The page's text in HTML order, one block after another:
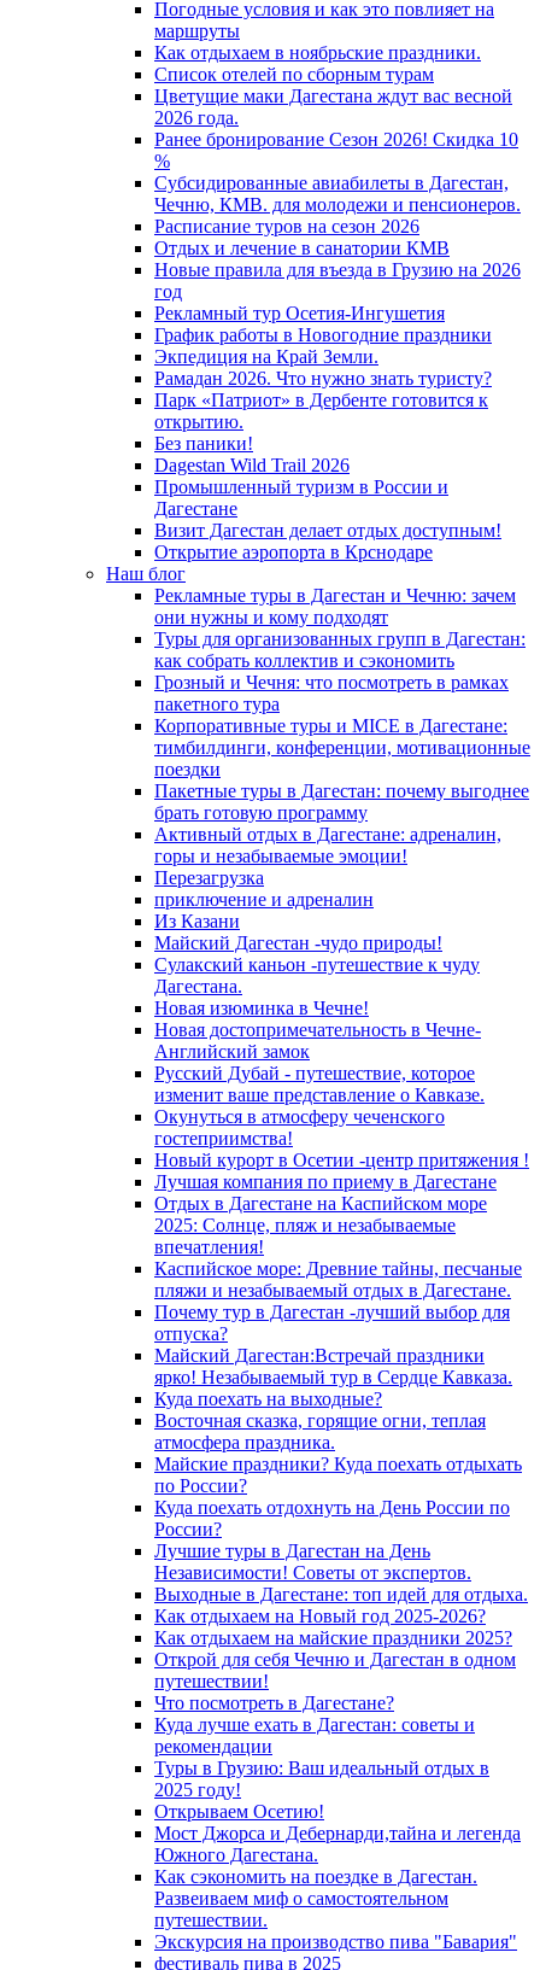
Погодные условия и как это повлияет на
маршруты
Как отдыхаем в ноябрьские праздники.
Список отелей по сборным турам
Цветущие маки Дагестана ждут вас весной
2026 года.
Ранее бронирование Сезон 2026! Скидка 10
%
Субсидированные авиабилеты в Дагестан,
Чечню, КМВ. для молодежи и пенсионеров.
Расписание туров на сезон 2026
Отдых и лечение в санатории КМВ
Новые правила для въезда в Грузию на 2026
год
Рекламный тур Осетия-Ингушетия
График работы в Новогодние праздники
Экпедиция на Край Земли.
Рамадан 2026. Что нужно знать туристу?
Парк «Патриот» в Дербенте готовится к
открытию.
Без паники!
Dagestan Wild Trail 2026
Промышленный туризм в России и
Дагестане
Визит Дагестан делает отдых доступным!
Открытие аэропорта в Крснодаре
Наш блог
Рекламные туры в Дагестан и Чечню: зачем
они нужны и кому подходят
Туры для организованных групп в Дагестан:
как собрать коллектив и сэкономить
Грозный и Чечня: что посмотреть в рамках
пакетного тура
Корпоративные туры и MICE в Дагестане:
тимбилдинги, конференции, мотивационные
поездки
Пакетные туры в Дагестан: почему выгоднее
брать готовую программу
Активный отдых в Дагестане: адреналин,
горы и незабываемые эмоции!
Перезагрузка
приключение и адреналин
Из Казани
Майский Дагестан -чудо природы!
Сулакский каньон -путешествие к чуду
Дагестана.
Новая изюминка в Чечне!
Новая достопримечательность в Чечне-
Английский замок
Русский Дубай - путешествие, которое
изменит ваше представление о Кавказе.
Окунуться в атмосферу чеченского
гостеприимства!
Новый курорт в Осетии -центр притяжения !
Лучшая компания по приему в Дагестане
Отдых в Дагестане на Каспийском море
2025: Солнце, пляж и незабываемые
впечатления!
Каспийское море: Древние тайны, песчаные
пляжи и незабываемый отдых в Дагестане.
Почему тур в Дагестан -лучший выбор для
отпуска?
Майский Дагестан:Встречай праздники
ярко! Незабываемый тур в Сердце Кавказа.
Куда поехать на выходные?
Восточная сказка, горящие огни, теплая
атмосфера праздника.
Майские праздники? Куда поехать отдыхать
по России?
Куда поехать отдохнуть на День России по
России?
Лучшие туры в Дагестан на День
Независимости! Советы от экспертов.
Выходные в Дагестане: топ идей для отдыха.
Как отдыхаем на Новый год 2025-2026?
Как отдыхаем на майские праздники 2025?
Открой для себя Чечню и Дагестан в одном
путешествии!
Что посмотреть в Дагестане?
Куда лучше ехать в Дагестан: советы и
рекомендации
Туры в Грузию: Ваш идеальный отдых в
2025 году!
Открываем Осетию!
Мост Джорса и Дебернарди,тайна и легенда
Южного Дагестана.
Как сэкономить на поездке в Дагестан.
Развеиваем миф о самостоятельном
путешествии.
Экскурсия на производство пива "Бавария"
фестиваль пива в 2025